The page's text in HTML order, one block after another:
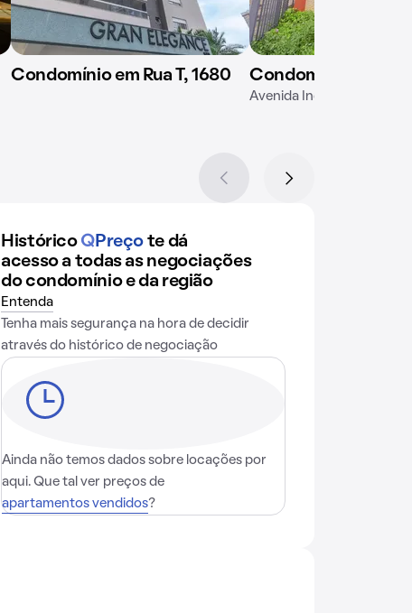
Condomínio em Rua T, 1680 Condomínio Juliana
Avenida Independência,
Histórico QPreço te dá
acesso a todas as negociações
do condomínio e da região
Entenda
Tenha mais segurança na hora de decidir
através do histórico de negociação
Ainda não temos dados sobre locações por
aqui. Que tal ver preços de
apartamentos vendidos?